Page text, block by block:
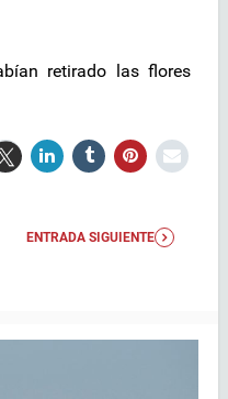
retirado las flores
ENTRADA SIGUIENTE